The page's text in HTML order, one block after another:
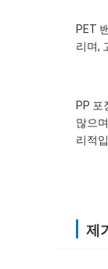
PET
리며,
PP 포
많으
리적
제